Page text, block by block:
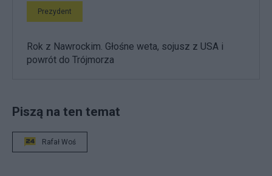
Prezydent
Rok z Nawrockim. Głośne weta, sojusz z USA i
powrót do Trójmorza
Piszą na ten temat
Rafał Woś